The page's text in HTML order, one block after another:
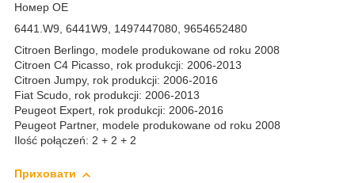
Номер OE
6441.W9, 6441W9, 1497447080, 9654652480
Citroen Berlingo, modele produkowane od roku 2008
Citroen C4 Picasso, rok produkcji: 2006-2013
Citroen Jumpy, rok produkcji: 2006-2016
Fiat Scudo, rok produkcji: 2006-2013
Peugeot Expert, rok produkcji: 2006-2016
Peugeot Partner, modele produkowane od roku 2008
Ilość połączeń: 2 + 2 + 2
Приховати